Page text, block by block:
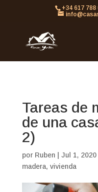
861613063953479
+34 617 788
Tareas de
de una
2)
por Ruben Jul 1, 2020|
madera, vivienda